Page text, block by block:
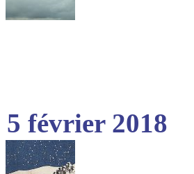
5 février 2018